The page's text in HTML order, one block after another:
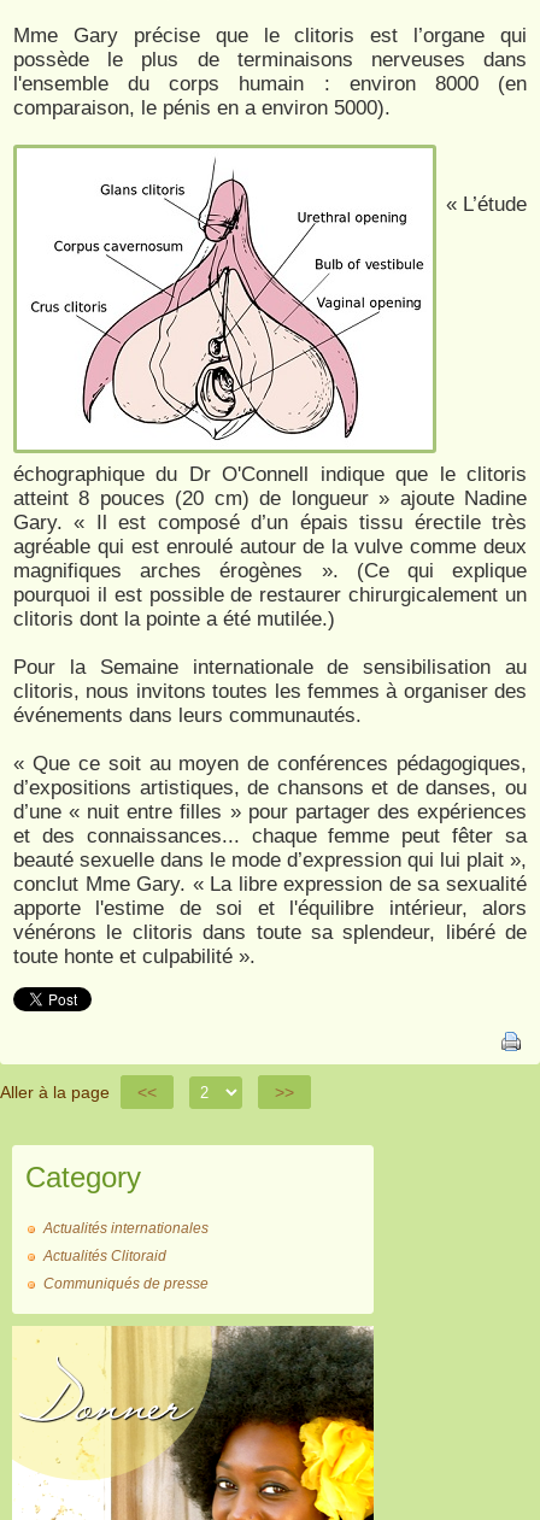
Mme Gary précise que le clitoris est l’organe qui
possède le plus de terminaisons nerveuses dans
l'ensemble du corps humain : environ 8000 (en
comparaison, le pénis en a environ 5000).
« L’étude
échographique du Dr O'Connell indique que le clitoris
atteint 8 pouces (20 cm) de longueur » ajoute Nadine
Gary. « Il est composé d’un épais tissu érectile très
agréable qui est enroulé autour de la vulve comme deux
magnifiques arches érogènes ». (Ce qui explique
pourquoi il est possible de restaurer chirurgicalement un
clitoris dont la pointe a été mutilée.)
Pour la Semaine internationale de sensibilisation au
clitoris, nous invitons toutes les femmes à organiser des
événements dans leurs communautés.
« Que ce soit au moyen de conférences pédagogiques,
d’expositions artistiques, de chansons et de danses, ou
d’une « nuit entre filles » pour partager des expériences
et des connaissances... chaque femme peut fêter sa
beauté sexuelle dans le mode d’expression qui lui plait »,
conclut Mme Gary. « La libre expression de sa sexualité
apporte l'estime de soi et l'équilibre intérieur, alors
vénérons le clitoris dans toute sa splendeur, libéré de
toute honte et culpabilité ».
Aller à la page << >>
Category
Actualités internationales
Actualités Clitoraid
Communiqués de presse
Donner